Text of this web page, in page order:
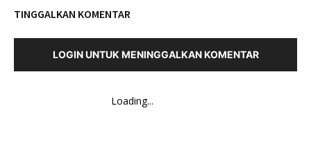
TINGGALKAN KOMENTAR
LOGIN UNTUK MENINGGALKAN KOMENTAR
Loading...